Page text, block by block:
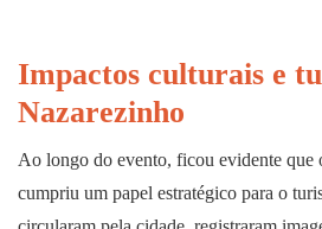
Impactos culturais e
Nazarezinho
Ao longo do evento, ficou evidente que
cumpriu um papel estratégico para o